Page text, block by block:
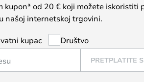
kupon* od 20 € koji možete iskoristiti
našoj internetskoj trgovini.
kupac Društvo
PRETPLATITE